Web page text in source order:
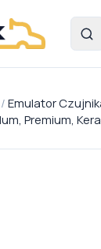
/ Emulator
Premium,